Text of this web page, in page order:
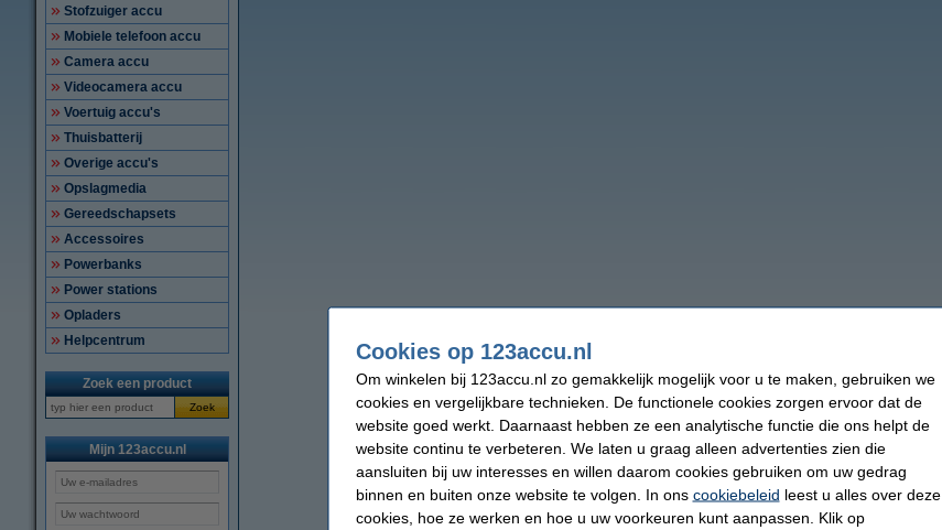
Stofzuiger accu
Mobiele telefoon accu
Camera accu
Videocamera accu
Voertuig accu's
Thuisbatterij
Overige accu's
Opslagmedia
Gereedschapsets
Accessoires
Powerbanks
Power stations
Opladers
Helpcentrum
Zoek een product
Zoek
Mijn 123accu.nl
Cookies op 123accu.nl
Om winkelen bij 123accu.nl zo gemakkelijk mogelijk voor u te maken, gebruiken we
cookies en vergelijkbare technieken. De functionele cookies zorgen ervoor dat de
website goed werkt. Daarnaast hebben ze een analytische functie die ons helpt de
website continu te verbeteren. We laten u graag alleen advertenties zien die
aansluiten bij uw interesses en willen daarom cookies gebruiken om uw gedrag
binnen en buiten onze website te volgen. In ons cookiebeleid leest u alles over deze
cookies, hoe ze werken en hoe u uw voorkeuren kunt aanpassen. Klik op